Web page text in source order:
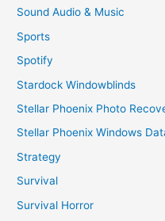
Sound Audio & Music
Sports
Spotify
Stardock Windowblinds
Stellar Phoenix Photo
Stellar Phoenix Windows
Strategy
Survival
Survival Horror